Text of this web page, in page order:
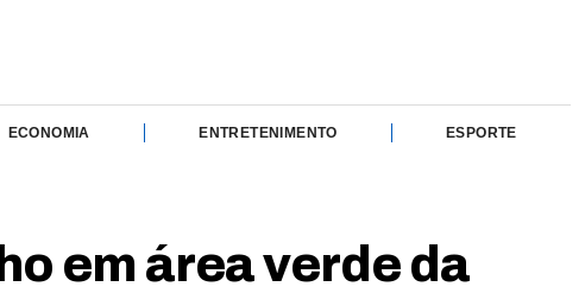
ECONOMIA ENTRETENIMENTO ESPORTE
em área verde da